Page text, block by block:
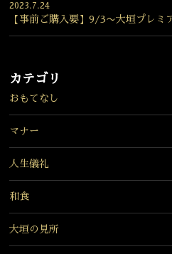
2023.7.24
【事前ご購入要】9/3〜大垣プレミ
カテゴリ
おもてなし
マナー
人生儀礼
和食
大垣の見所